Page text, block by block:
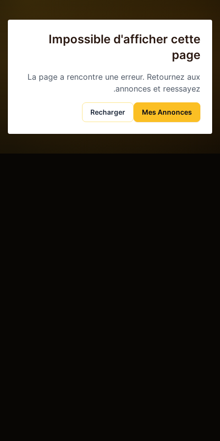
Impossible d'afficher cette
page
La page a rencontre une erreur. Retournez aux
annonces et reessayez.
Mes Annonces
Recharger